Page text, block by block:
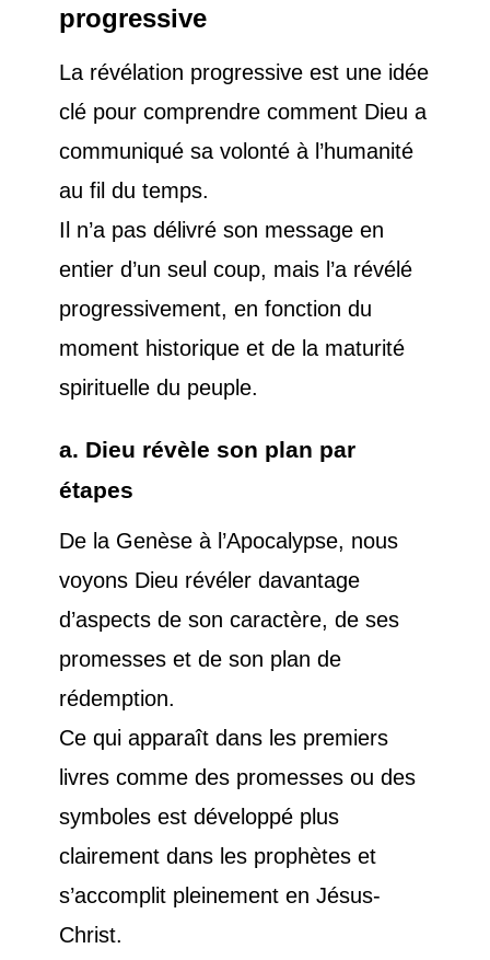
progressive
La révélation progressive est une idée
clé pour comprendre comment Dieu a
communiqué sa volonté à l’humanité
au fil du temps.
Il n’a pas délivré son message en
entier d’un seul coup, mais l’a révélé
progressivement, en fonction du
moment historique et de la maturité
spirituelle du peuple.
a. Dieu révèle son plan par
étapes
De la Genèse à l’Apocalypse, nous
voyons Dieu révéler davantage
d’aspects de son caractère, de ses
promesses et de son plan de
rédemption.
Ce qui apparaît dans les premiers
livres comme des promesses ou des
symboles est développé plus
clairement dans les prophètes et
s’accomplit pleinement en Jésus-
Christ.